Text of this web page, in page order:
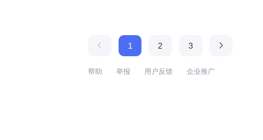
1 2 3
帮助 举报 用户反馈 企业推广